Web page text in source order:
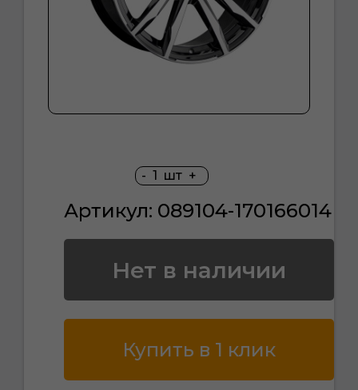
- 1 шт +
Артикул: 089104-170166014
Нет в наличии
Купить в 1 клик